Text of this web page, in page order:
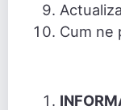
Cum ne